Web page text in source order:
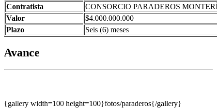
Contratista
CONSORCIO PARADEROS
Valor
$4.000.000.000
Plazo
Seis (6) meses
Avance
{gallery width=100 height=100}fotos/paraderos{/gallery}